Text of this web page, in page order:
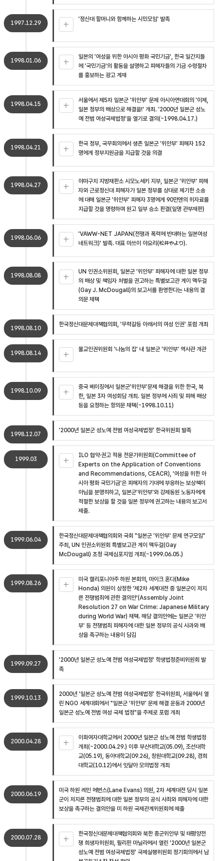
1997.12.29
'정신대 할머니와 함께하는 시민모임' 발족
1998.01.06
일본의 '여성을 위한 아시아 평화 국민기금', 한국 일간지들
에 '국민기금'의 활동을 설명하고 피해자들의 기금 수령절차
를 홍보하는 광고 게재
1998.04.15
서울에서 제5차 일본군 '위안부' 문제 아시아연대회의 '이제,
일본 정부의 배상으로 해결을!' 개최. '2000년 일본군 성노
예 전범 여성국제법정'을 열기로 결의(~1998.04.17.)
1998.04.21
한국 정부, 국무회의에서 생존 일본군 '위안부' 피해자 152
명에게 정부지원금을 지급할 것을 의결
1998.04.27
야마구치 지방재판소 시모노세키 지부, 일본군 '위안부' 피해
자와 근로정신대 피해자가 일본 정부를 상대로 제기한 소송
에 대해 일본군 '위안부' 피해자 3명에게 90만엔의 위자료를
지급할 것을 명령하며 원고 일부 승소 판결(일명 관부재판)
1998.06.06
'VAWW-NET JAPAN(전쟁과 폭력에 반대하는 일본여성
네트워크)' 발족. 대표 마쓰이 야요리(松井やより).
1998.08.08
UN 인권소위원회, 일본군 '위안부' 피해자에 대한 일본 정부
의 배상 및 책임자 처벌을 권고하는 특별보고관 게이 맥두걸
(Gay J. McDougall)의 보고서를 환영한다는 내용의 결
의문 채택
1998.08.10
한국정신대문제대책협의회, '무력갈등 아래서의 여성 인권' 포럼 개최
1998.08.14
불교인권위원회 '나눔의 집' 내 일본군 '위안부' 역사관 개관
1998.10.09
중국 베이징에서 일본군'위안부'문제 해결을 위한 한국, 북
한, 일본 3자 여성회담 개최. 일본 정부에 사죄 및 피해 배상
등을 요청하는 항의문 채택(~1998.10.11)
1998.12.07
'2000년 일본군 성노예 전범 여성국제법정' 한국위원회 발족
1999.03
ILO 협약·권고 적용 전문가위원회(Committee of
Experts on the Application of Conventions
and Recommendations, CEACR), '여성을 위한 아
시아 평화 국민기금'은 피해자의 기대에 부응하는 보상책이
아님을 분명히하고, 일본군'위안부'와 강제동원 노동자에게
적절한 보상을 할 것을 일본 정부에 권고하는 내용의 보고서
제출.
1999.06.04
한국정신대문제대책협의회와 국회 "일본군 '위안부' 문제 연구모임"
주최, UN 인권소위원회 특별보고관 게이 맥두걸(Gay
McDougall) 초청 국제심포지엄 개최(~1999.06.05.)
1999.08.26
미국 캘리포니아주 하원 본회의, 마이크 혼다(Mike
Honda) 의원이 상정한 '제2차 세계대전 중 일본군이 저지
른 전쟁범죄에 관한 결의안'(Assembly Joint
Resolution 27 on War Crime: Japanese Military
during World War) 채택. 해당 결의안에는 일본군 '위안
부' 등 전쟁범죄 피해자에 대한 일본 정부의 공식 사과와 배
상을 촉구하는 내용이 담김
1999.09.27
'2000년 일본군 성노예 전범 여성국제법정' 학생법정준비위원회 발
족
1999.10.13
2000년 '일본군 성노예 전범 여성국제법정' 한국위원회, 서울에서 열
린 NGO 세계대회에서 "일본군 '위안부' 문제 해결 운동과 2000년
일본군 성노예 전범 여성 국제 법정"을 주제로 포럼 개최
2000.04.28
이화여자대학교에서 2000년 일본군 성노예 전범 학생법정
개최(~2000.04.29.) 이후 부산대학교(05.09), 조선대학
교(05.19), 동아대학교(09.26), 창원대학교(09.28), 경희
대학교(10.12)에서 잇달아 모의법정 개최
2000.06.19
미국 하원 레인 에번스(Lane Evans) 의원, 2차 세계대전 당시 일본
군이 저지른 전쟁범죄에 대한 일본 정부의 공식 사죄와 피해자에 대한
보상을 촉구하는 결의안을 미 하원 국제관계위원회에 제출
2000.07.28
한국정신대문제대책협의회와 북한 종군위안부 및 태평양전
쟁 희생자위원회, 필리핀 마닐라에서 열린 '2000년 일본군
성노예 전범 여성국제법정' 국제실행위원회 정기회의에서 남